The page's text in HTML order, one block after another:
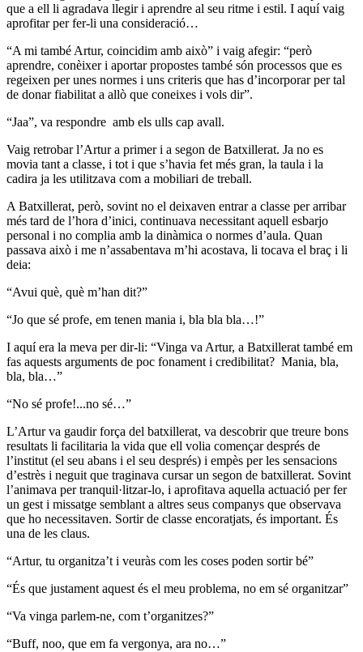
que a ell li agradava llegir i aprendre al seu ritme i estil. I aquí vaig
aprofitar per fer-li una consideració…
“A mi també Artur, coincidim amb això” i vaig afegir: “però
aprendre, conèixer i aportar propostes també són processos que es
regeixen per unes normes i uns criteris que has d’incorporar per tal
de donar fiabilitat a allò que coneixes i vols dir”.
“Jaa”, va respondre amb els ulls cap avall.
Vaig retrobar l’Artur a primer i a segon de Batxillerat. Ja no es
movia tant a classe, i tot i que s’havia fet més gran, la taula i la
cadira ja les utilitzava com a mobiliari de treball.
A Batxillerat, però, sovint no el deixaven entrar a classe per arribar
més tard de l’hora d’inici, continuava necessitant aquell esbarjo
personal i no complia amb la dinàmica o normes d’aula. Quan
passava això i me n’assabentava m’hi acostava, li tocava el braç i li
deia:
“Avui què, què m’han dit?”
“Jo que sé profe, em tenen mania i, bla bla bla…!”
I aquí era la meva per dir-li: “Vinga va Artur, a Batxillerat també em
fas aquests arguments de poc fonament i credibilitat? Mania, bla,
bla, bla…”
“No sé profe!...no sé…”
L’Artur va gaudir força del batxillerat, va descobrir que treure bons
resultats li facilitaria la vida que ell volia començar després de
l’institut (el seu abans i el seu després) i empès per les sensacions
d’estrès i neguit que traginava cursar un segon de batxillerat. Sovint
l’animava per tranquil·litzar-lo, i aprofitava aquella actuació per fer
un gest i missatge semblant a altres seus companys que observava
que ho necessitaven. Sortir de classe encoratjats, és important. És
una de les claus.
“Artur, tu organitza’t i veuràs com les coses poden sortir bé”
“És que justament aquest és el meu problema, no em sé organitzar”
“Va vinga parlem-ne, com t’organitzes?”
“Buff, noo, que em fa vergonya, ara no…”